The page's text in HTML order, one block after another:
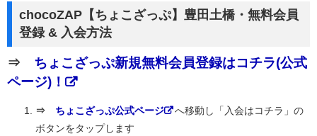
chocoZAP【ちょこざっぷ】豊田土橋・無料会員
登録 & 入会方法
⇒ ちょこざっぷ新規無料会員登録はコチラ(公式
ページ)！
⇒ ちょこざっぷ公式ページ
へ移動し「入会はコチラ」の
ボタンをタップします